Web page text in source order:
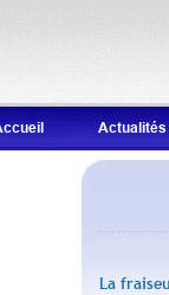
Actualités
La